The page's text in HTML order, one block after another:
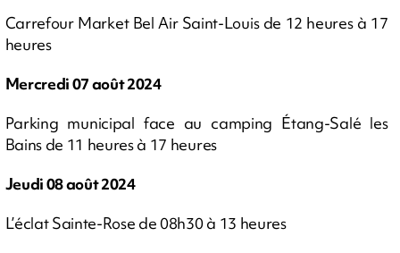
Carrefour Market Bel Air Saint-Louis de 12 heures à 17
heures
Mercredi 07 août 2024
Parking municipal face au camping Étang-Salé les
Bains de 11 heures à 17 heures
Jeudi 08 août 2024
L’éclat Sainte-Rose de 08h30 à 13 heures